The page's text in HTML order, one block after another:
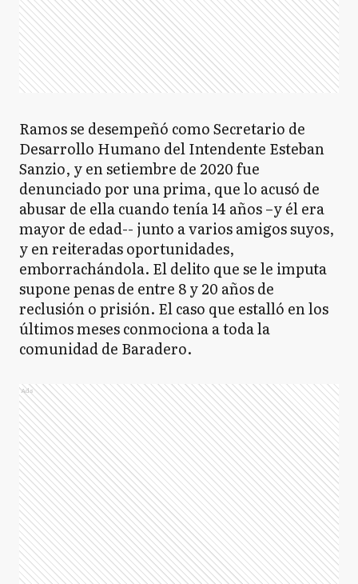
Ramos se desempeñó como Secretario de
Desarrollo Humano del Intendente Esteban
Sanzio, y en setiembre de 2020 fue
denunciado por una prima, que lo acusó de
abusar de ella cuando tenía 14 años –y él era
mayor de edad-- junto a varios amigos suyos,
y en reiteradas oportunidades,
emborrachándola. El delito que se le imputa
supone penas de entre 8 y 20 años de
reclusión o prisión. El caso que estalló en los
últimos meses conmociona a toda la
comunidad de Baradero.
Ads